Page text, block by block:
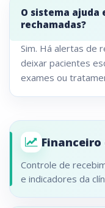
O sistema ajuda
rechamadas?
Sim. Há alertas de
deixar pacientes
exames ou
Financeiro
Controle de
e indicadores da